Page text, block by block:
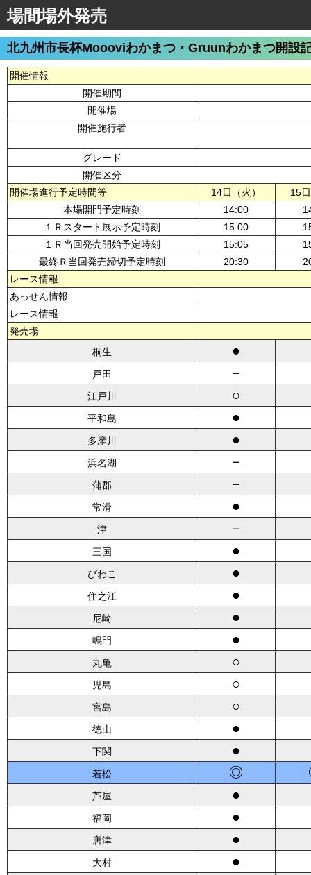
場間場外発売
北九州市長杯Moooviわかまつ・Gruunわかまつ開設
開催情報
開催期間
開催場
開催施行者
グレード
開催区分
開催場進行予定時間等
14日（火）
15
本場開門予定時刻
14:00
１Ｒスタート展示予定時刻
15:00
１Ｒ当回発売開始予定時刻
15:05
最終Ｒ当回発売締切予定時刻
20:30
レース情報
あっせん情報
レース情報
発売場
桐生
●
戸田 －
江戸川 ○
平和島 ●
多摩川 ●
浜名湖 －
蒲郡 －
常滑 ●
津 －
三国 ●
びわこ ●
住之江 ●
尼崎 ●
鳴門 ●
丸亀 ○
児島 ○
宮島 ○
徳山 ●
下関 ●
若松 ◎
芦屋 ●
福岡 ●
唐津 ●
大村 ●